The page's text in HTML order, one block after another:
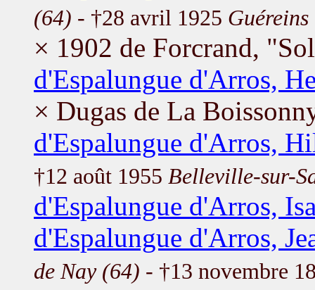
(64) - †28 avril 1925
× 1902 de Forcrand,
d'Espalungue d'Arros,
× Dugas de La
d'Espalungue d'Arros,
†12 août 1955 Belleville-sur-
d'Espalungue d'Arros,
d'Espalungue d'Arros,
de Nay (64) - †13 novembre